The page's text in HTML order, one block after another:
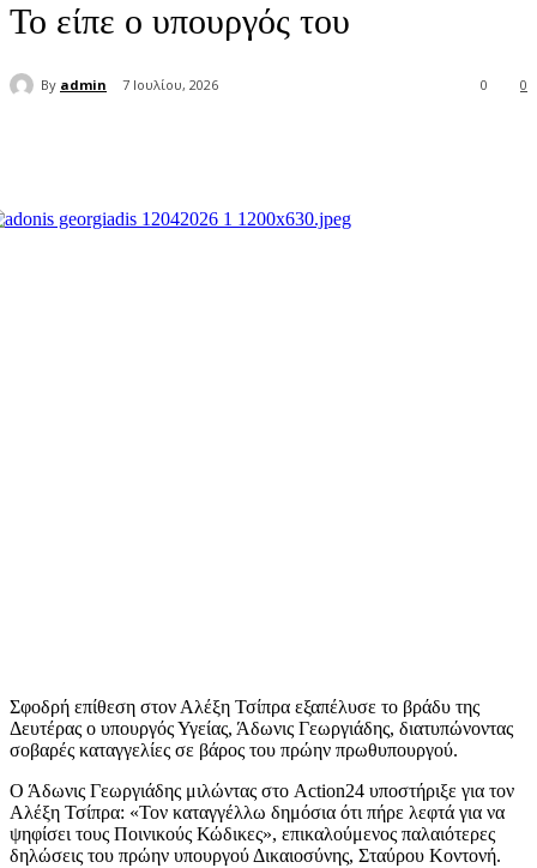
Το είπε ο υπουργός του
By admin 7 Ιουλίου, 2026 0
0
Σφοδρή επίθεση στον Αλέξη Τσίπρα εξαπέλυσε το βράδυ της
Δευτέρας ο υπουργός Υγείας, Άδωνις Γεωργιάδης, διατυπώνοντας
σοβαρές καταγγελίες σε βάρος του πρώην πρωθυπουργού.
Ο Άδωνις Γεωργιάδης μιλώντας στο Action24 υποστήριξε για τον
Αλέξη Τσίπρα: «Τον καταγγέλλω δημόσια ότι πήρε λεφτά για να
ψηφίσει τους Ποινικούς Κώδικες», επικαλούμενος παλαιότερες
δηλώσεις του πρώην υπουργού Δικαιοσύνης, Σταύρου Κοντονή.